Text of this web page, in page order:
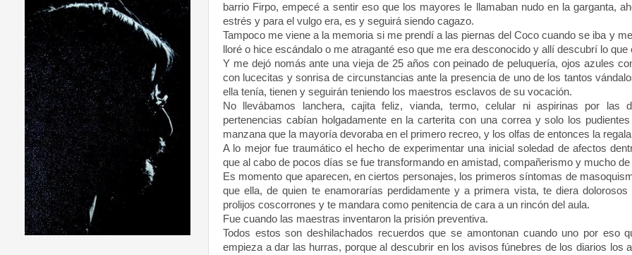
barrio Firpo, empecé a sentir eso que los mayores le llamaban nudo en la garganta,
estrés y para el vulgo era, es y seguirá siendo cagazo.
Tampoco me viene a la memoria si me prendí a las piernas del Coco cuando se iba y
lloré o hice escándalo o me atraganté eso que me era desconocido y allí descubrí lo que
Y me dejó nomás ante una vieja de 25 años con peinado de peluquería, ojos azules
con lucecitas y sonrisa de circunstancias ante la presencia de uno de los tantos
ella tenía, tienen y seguirán teniendo los maestros esclavos de su vocación.
No llevábamos lanchera, cajita feliz, vianda, termo, celular ni aspirinas por las
pertenencias cabían holgadamente en la carterita con una correa y solo los
manzana que la mayoría devoraba en el primero recreo, y los olfas de entonces la
A lo mejor fue traumático el hecho de experimentar una inicial soledad de afectos
que al cabo de pocos días se fue transformando en amistad, compañerismo y mucho
Es momento que aparecen, en ciertos personajes, los primeros síntomas de
que ella, de quien te enamorarías perdidamente y a primera vista, te diera
prolijos coscorrones y te mandara como penitencia de cara a un rincón del aula.
Fue cuando las maestras inventaron la prisión preventiva.
Todos estos son deshilachados recuerdos que se amontonan cuando uno por eso
empieza a dar las hurras, porque al descubrir en los avisos fúnebres de los diarios los